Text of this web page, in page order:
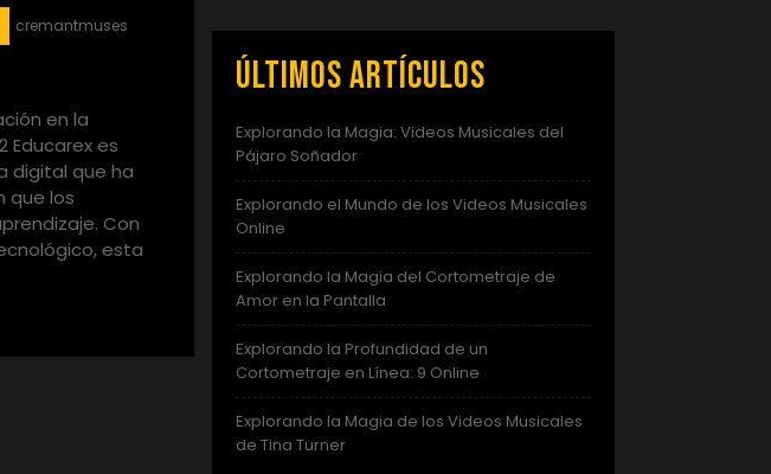
cremantmuses
en la
Educarex es
digital que ha
que los
Con
esta
Últimos artículos
Explorando la Magia: Videos Musicales del
Pájaro Soñador
Explorando el Mundo de los Videos Musicales
Online
Explorando la Magia del Cortometraje de
Amor en la Pantalla
Explorando la Profundidad de un
Cortometraje en Línea: 9 Online
Explorando la Magia de los Videos Musicales
de Tina Turner